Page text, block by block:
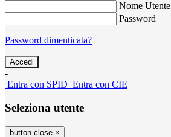
Nome Utente
Password
Password dimenticata?
-
Entra con SPID Entra con CIE
Seleziona utente
button close ×